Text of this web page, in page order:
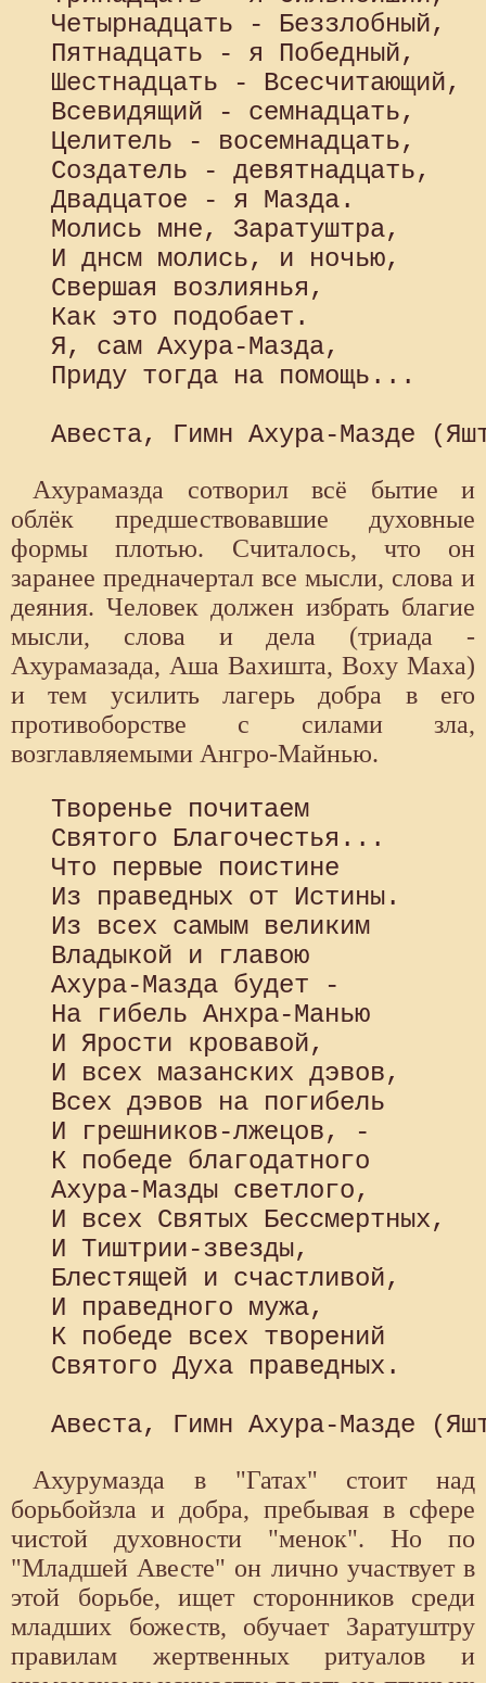
Четырнадцать - Беззлобный,
Пятнадцать - я Победный,
Шестнадцать - Всесчитающий,
Всевидящий - семнадцать,
Целитель - восемнадцать,
Создатель - девятнадцать,
Двадцатое - я Мазда.
Молись мне, Заратуштра,
И днсм молись, и ночью,
Свершая возлиянья,
Как это подобает.
Я, сам Ахура-Мазда,
Приду тогда на помощь...
Ахурамазда сотворил всё бытие и
облёк предшествовавшие духовные
формы плотью. Считалось, что он
заранее предначертал все мысли, слова и
деяния. Человек должен избрать благие
мысли, слова и дела (триада -
Ахурамазада, Аша Вахишта, Boxy Маха)
и тем усилить лагерь добра в его
противоборстве с силами зла,
возглавляемыми Ангро-Майнью.
Творенье почитаем
Святого Благочестья...
Что первые поистине
Из праведных от Истины.
Из всех самым великим
Владыкой и главою
Ахура-Мазда будет -
На гибель Анхра-Манью
И Ярости кровавой,
И всех мазанских дэвов,
Всех дэвов на погибель
И грешников-лжецов, -
К победе благодатного
Ахура-Мазды светлого,
И всех Святых Бессмертных,
И Тиштрии-звезды,
Блестящей и счастливой,
И праведного мужа,
К победе всех творений
Святого Духа праведных.
Ахурумазда в "Гатах" стоит над
борьбойзла и добра, пребывая в сфере
чистой духовности "менок". Но по
"Младшей Авесте" он лично участвует в
этой борьбе, ищет сторонников среди
младших божеств, обучает Заратуштру
правилам жертвенных ритуалов и